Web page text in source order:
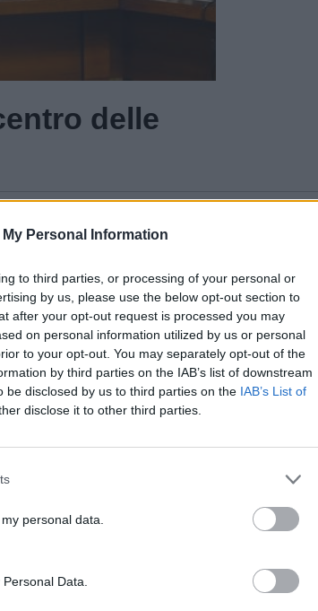
Personal Information
to third parties, or processing of your personal or
by us, please use the below opt-out section to
after your opt-out request is processed you may
on personal information utilized by us or personal
to your opt-out. You may separately opt-out of the
by third parties on the IAB’s list of downstream
be disclosed by us to third parties on the IAB’s List of
disclose it to other third parties.
personal data.
Data.
delle
SEGUICI SUI